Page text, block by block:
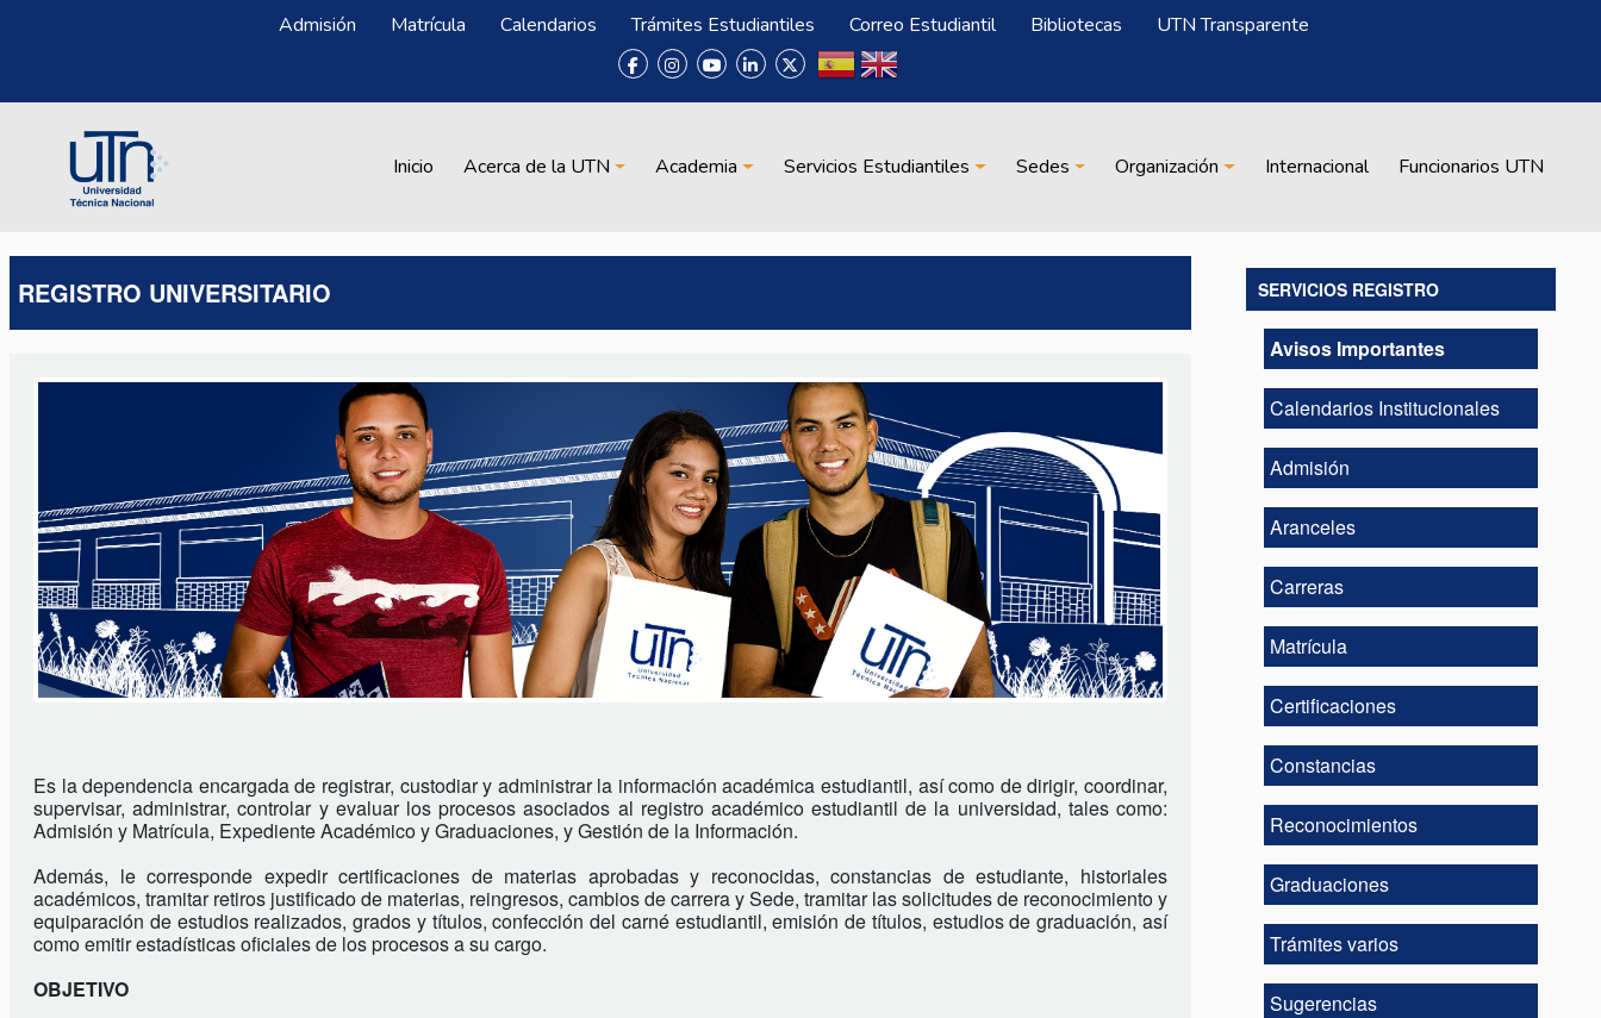
Menú Superior
Admisión Matrícula Calendarios Trámites Estudiantiles Correo Estudiantil Bibliotecas UTN Transparente
Main navigation
Inicio Acerca de la UTN Academia Servicios Estudiantiles Sedes Organización Internacional Funcionarios UTN
REGISTRO UNIVERSITARIO
Es la dependencia encargada de registrar, custodiar y administrar la información académica estudiantil, así como de dirigir, coordinar,
supervisar, administrar, controlar y evaluar los procesos asociados al registro académico estudiantil de la universidad, tales como:
Admisión y Matrícula, Expediente Académico y Graduaciones, y Gestión de la Información.
Además, le corresponde expedir certificaciones de materias aprobadas y reconocidas, constancias de estudiante, historiales
académicos, tramitar retiros justificado de materias, reingresos, cambios de carrera y Sede, tramitar las solicitudes de reconocimiento y
equiparación de estudios realizados, grados y títulos, confección del carné estudiantil, emisión de títulos, estudios de graduación, así
como emitir estadísticas oficiales de los procesos a su cargo.
OBJETIVO
SERVICIOS REGISTRO
Avisos Importantes
Calendarios Institucionales
Admisión
Aranceles
Carreras
Matrícula
Certificaciones
Constancias
Reconocimientos
Graduaciones
Trámites varios
Sugerencias